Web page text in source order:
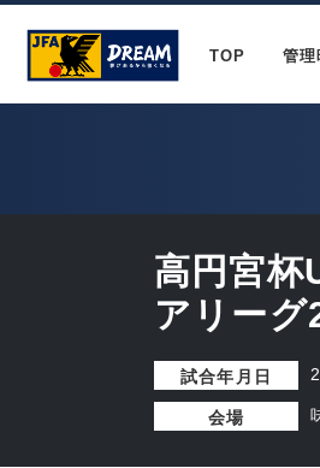
TOP 管理
高円宮杯
アリー
試合年月日
会場